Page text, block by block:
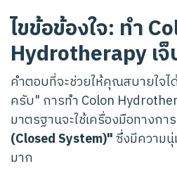
ไขข้อข้องใจ: ทำ
Hydrotherapy เจ็
คำตอบที่จะช่วยให้คุณสบายใจไ
ครับ" การทำ Colon
มาตรฐานจะใช้เครื่องมือทางก
(Closed System)"ซึ่งมีความ
มาก